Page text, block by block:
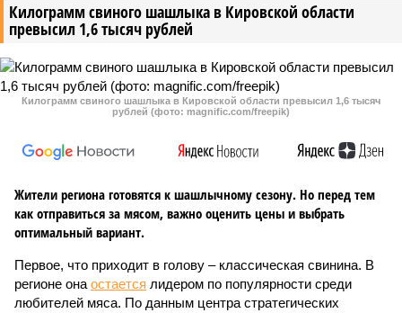
Килограмм свиного шашлыка в Кировской области
превысил 1,6 тысяч рублей
Килограмм свиного шашлыка в Кировской области превысил 1,6 тысяч
рублей (фото: magnific.com/freepik)
Жители региона готовятся к шашлычному сезону. Но перед тем
как отправиться за мясом, важно оценить цены и выбрать
оптимальный вариант.
Первое, что приходит в голову – классическая свинина. В
регионе она остается лидером по популярности среди
любителей мяса. По данным центра стратегических